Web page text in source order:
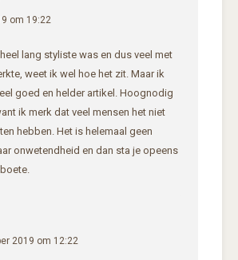
om 19:22
lang styliste was en dus veel met
weet ik wel hoe het zit. Maar ik
goed en helder artikel. Hoognodig
ik merk dat veel mensen het niet
hebben. Het is helemaal geen
onwetendheid en dan sta je opeens
2019 om 12:22